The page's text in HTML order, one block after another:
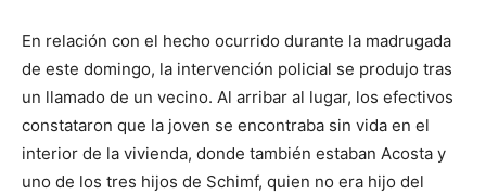
En relación con el hecho ocurrido durante la madrugada
de este domingo, la intervención policial se produjo tras
un llamado de un vecino. Al arribar al lugar, los efectivos
constataron que la joven se encontraba sin vida en el
interior de la vivienda, donde también estaban Acosta y
uno de los tres hijos de Schimf, quien no era hijo del